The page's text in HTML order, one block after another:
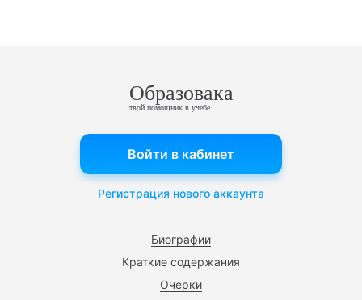
Образовака
твой помощник в учебе
Биографии
Краткие содержания
Очерки
Войти в кабинет
Регистрация нового аккаунта